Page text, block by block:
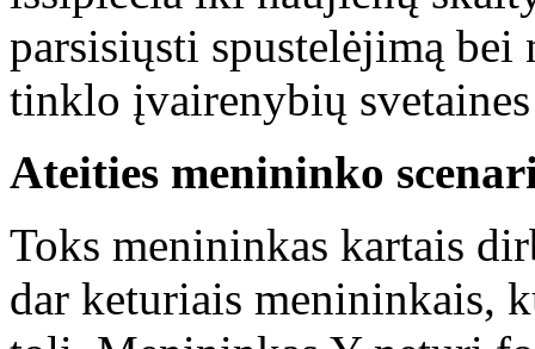
parsisiųsti spustelėjimą
tinklo įvairenybių
Ateities menininko
Toks menininkas kartais
dar keturiais menininkais,